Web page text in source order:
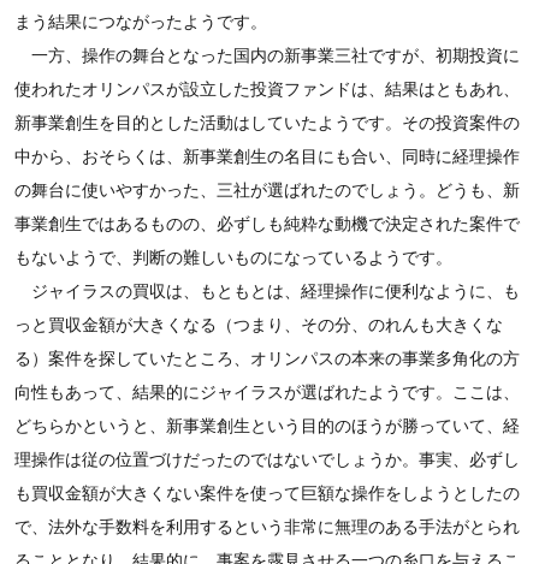
まう結果につながったようです。
一方、操作の舞台となった国内の新事業三社ですが、初期投資に
使われたオリンパスが設立した投資ファンドは、結果はともあれ、
新事業創生を目的とした活動はしていたようです。その投資案件の
中から、おそらくは、新事業創生の名目にも合い、同時に経理操作
の舞台に使いやすかった、三社が選ばれたのでしょう。どうも、新
事業創生ではあるものの、必ずしも純粋な動機で決定された案件で
もないようで、判断の難しいものになっているようです。
ジャイラスの買収は、もともとは、経理操作に便利なように、も
っと買収金額が大きくなる（つまり、その分、のれんも大きくな
る）案件を探していたところ、オリンパスの本来の事業多角化の方
向性もあって、結果的にジャイラスが選ばれたようです。ここは、
どちらかというと、新事業創生という目的のほうが勝っていて、経
理操作は従の位置づけだったのではないでしょうか。事実、必ずし
も買収金額が大きくない案件を使って巨額な操作をしようとしたの
で、法外な手数料を利用するという非常に無理のある手法がとられ